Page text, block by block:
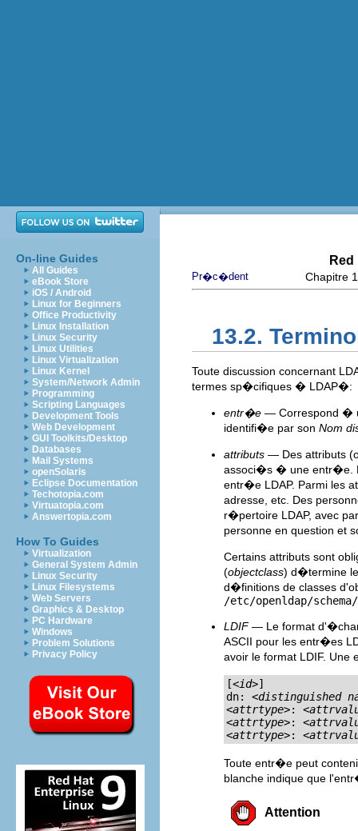
On-line Guides
All Guides
eBook Store
iOS / Android
Linux for Beginners
Office Productivity
Linux Installation
Linux Security
Linux Utilities
Linux Virtualization
Linux Kernel
System/Network Admin
Programming
Scripting Languages
Development Tools
Web Development
GUI Toolkits/Desktop
Databases
Mail Systems
openSolaris
Eclipse Documentation
Techotopia.com
Virtuatopia.com
Answertopia.com
How To Guides
Virtualization
General System Admin
Linux Security
Linux Filesystems
Web Servers
Graphics & Desktop
PC Hardware
Windows
Problem Solutions
Privacy Policy
Pr�c�dent Chapitre
13.2.
Toute discussion concernant
termes sp�cifiques � LDAP�:
entr�e — Correspond �
identifi�e par son Nom
attributs — Des attributs
associ�s � une entr�e.
entr�e LDAP. Parmi les
adresse, etc. Des
r�pertoire LDAP, avec
personne en question et
Certains attributs sont
(objectclass) d�termine
d�finitions de classes
/etc/openldap/schema/
LDIF— Le format
ASCII pour les entr�es
avoir le format LDIF.
[<id>]
dn: <distinguished
<attrtype>: <
<attrtype>: <
<attrtype>: <
Toute entr�e peut
blanche indique que
Attention